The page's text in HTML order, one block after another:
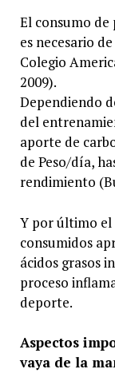
El consumo
es necesario
Colegio
2009).
Dependiendo
del
aporte de
de Peso/día,
rendimiento
Y por último el
consumidos
ácidos grasos
proceso
deporte.
Aspectos
vaya de la